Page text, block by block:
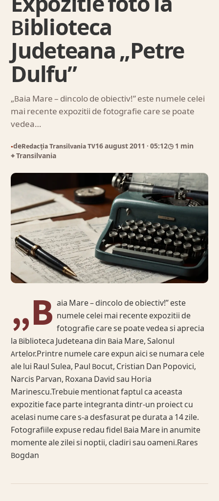
Biblioteca
Judeteana „Petre
Dulfu”
„Baia Mare – dincolo de obiectiv!” este numele celei
mai recente expozitii de fotografie care se poate
vedea…
●deRedacția Transilvania TV16 august 2011 · 05:12◷ 1 min
⌖ Transilvania
„B aia Mare – dincolo de obiectiv!” este
numele celei mai recente expozitii de
fotografie care se poate vedea si aprecia
la Biblioteca Judeteana din Baia Mare, Salonul
Artelor.Printre numele care expun aici se numara cele
ale lui Raul Sulea, Paul Bocut, Cristian Dan Popovici,
Narcis Parvan, Roxana David sau Horia
Marinescu.Trebuie mentionat faptul ca aceasta
expozitie face parte integranta dintr-un proiect cu
acelasi nume care s-a desfasurat pe durata a 14 zile.
Fotografiile expuse redau fidel Baia Mare in anumite
momente ale zilei si noptii, cladiri sau oameni.Rares
Bogdan